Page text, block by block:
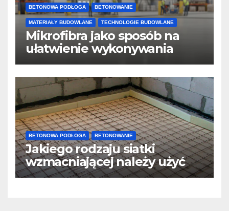
BETONOWA PODŁOGA BETONOWANIE
MATERIAŁY BUDOWLANE TECHNOLOGIE BUDOWLANE
Mikrofibra jako sposób na
ułatwienie wykonywania
posadzek betonowych i
konstrukcji
BETONOWA PODŁOGA BETONOWANIE
Jakiego rodzaju siatki
wzmacniającej należy użyć
do wylewek podłogowych?